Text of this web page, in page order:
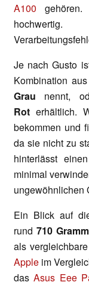
A100
Je nach Gusto
Kombination
Grau nennt,
Rot erhältlich.
bekommen und
da sie nicht zu
hinterlässt
minimal
ungewöhnlichen
Ein Blick auf
rund 710 Gramm
als
Apple im
dasAsus Eee